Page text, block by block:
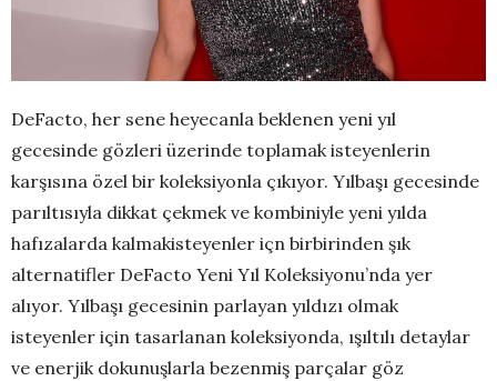
DeFacto, her sene heyecanla beklenen yeni yıl
gecesinde gözleri üzerinde toplamak isteyenlerin
karşısına özel bir koleksiyonla çıkıyor. Yılbaşı gecesinde
parıltısıyla dikkat çekmek ve kombiniyle yeni yılda
hafızalarda kalmakisteyenler içn birbirinden şık
alternatifler DeFacto Yeni Yıl Koleksiyonu’nda yer
alıyor. Yılbaşı gecesinin parlayan yıldızı olmak
isteyenler için tasarlanan koleksiyonda, ışıltılı detaylar
ve enerjik dokunuşlarla bezenmiş parçalar göz